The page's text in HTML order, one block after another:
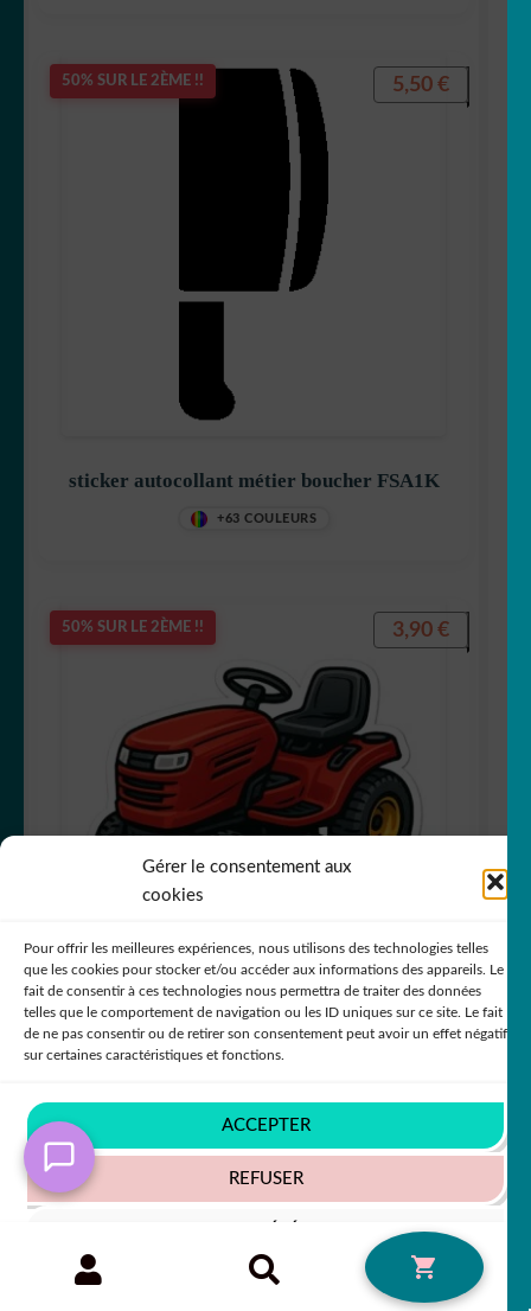
Gérer le consentement aux
cookies
Pour offrir les meilleures expériences, nous utilisons des technologies telles
que les cookies pour stocker et/ou accéder aux informations des appareils. Le
fait de consentir à ces technologies nous permettra de traiter des données
telles que le comportement de navigation ou les ID uniques sur ce site. Le fait
de ne pas consentir ou de retirer son consentement peut avoir un effet négatif
sur certaines caractéristiques et fonctions.
ACCEPTER
REFUSER
Politique de confidentialité
50% SUR LE 2ÈME !!
sticker autocollant métier boucher FSA1K
+63 COULEURS
5,50 €
50% SUR LE 2ÈME !!
Autocollant tracteur de pelouse décoration
decostickerstore – TFAHYC
3,90 €
50% SUR LE 2ÈME !!
Recherche
RECHERCHE